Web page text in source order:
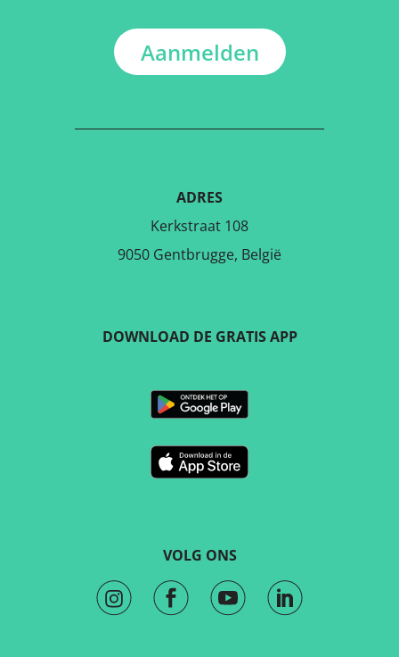
Aanmelden
ADRES
Kerkstraat 108
9050 Gentbrugge, België
VOLG ONS
DOWNLOAD DE GRATIS APP